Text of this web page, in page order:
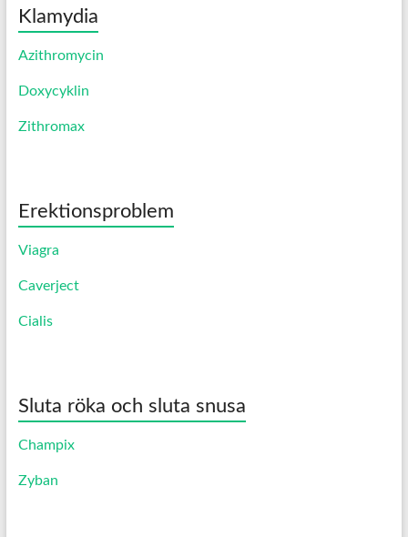
Klamydia
Azithromycin
Doxycyklin
Zithromax
Erektionsproblem
Viagra
Caverject
Cialis
Sluta röka och sluta snusa
Champix
Zyban